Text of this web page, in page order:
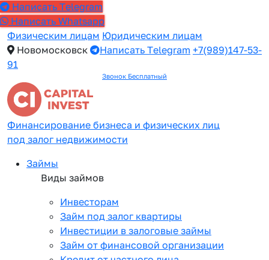
Написать Telegram
Написать Whatsapp
Физическим лицам Юридическим лицам
Новомосковск
Написать Telegram +7(989)147-53-
91
Звонок Бесплатный
Финансирование бизнеса и физических лиц
под залог недвижимости
Займы
Виды займов
Инвесторам
Займ под залог квартиры
Инвестиции в залоговые займы
Займ от финансовой организации